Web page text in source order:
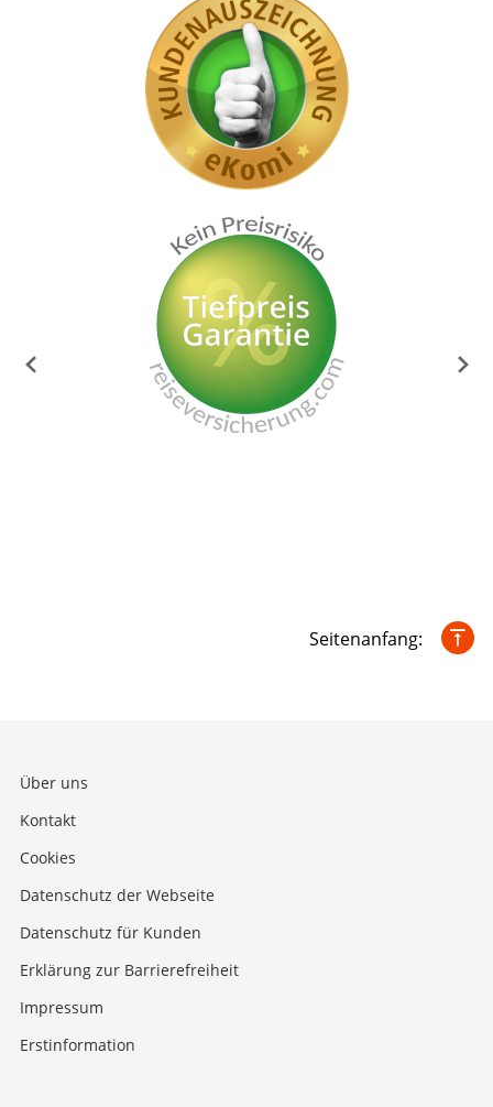
Seitenanfang:
Über uns
Kontakt
Cookies
Datenschutz der Webseite
Datenschutz für Kunden
Erklärung zur Barrierefreiheit
Impressum
Erstinformation